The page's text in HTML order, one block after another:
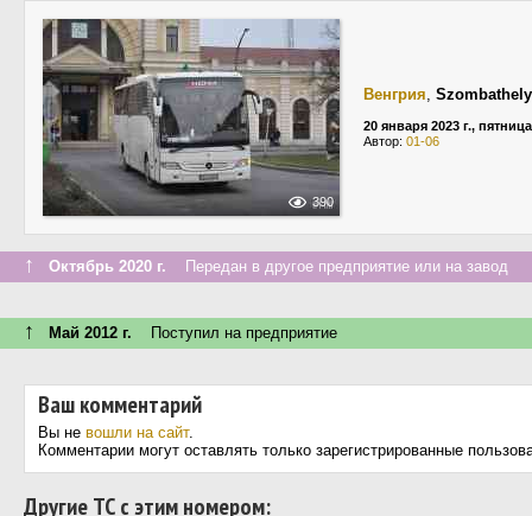
390
Венгрия, Szombathely
20 января 2023 г., пятница
Автор: 01-06
↑ Октябрь 2020 г. Передан в другое предприятие или на завод
↑ Май 2012 г. Поступил на предприятие
Ваш комментарий
Вы не вошли на сайт.
Комментарии могут оставлять только зарегистрированные
Другие ТС с этим номером: